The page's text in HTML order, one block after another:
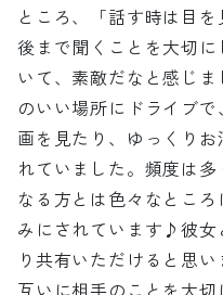
ところ、「話す時は目
後まで聞くことを大切
いて、素敵だなと感じ
のいい場所にドライブ
画を見たり、ゆっくり
れていました。頻度は
なる方とは色々なとこ
みにされています♪彼女
り共有いただけると思
互いに相手のことを大